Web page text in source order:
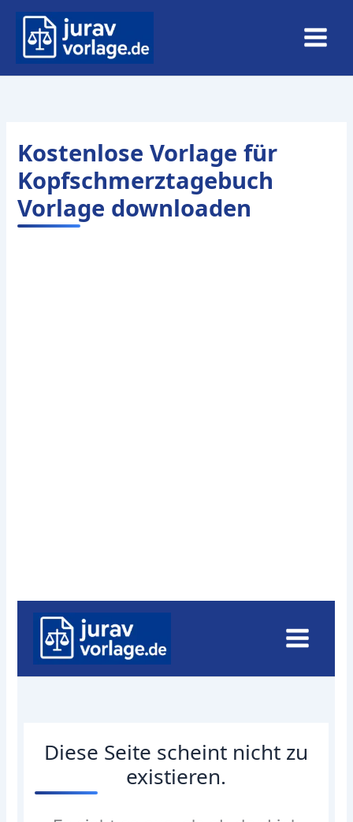
Zum
springen
Kostenlose Vorlage für
Kopfschmerztagebuch
Vorlage downloaden